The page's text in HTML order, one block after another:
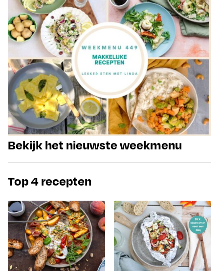
Bekijk het nieuwste weekmenu
Top 4 recepten